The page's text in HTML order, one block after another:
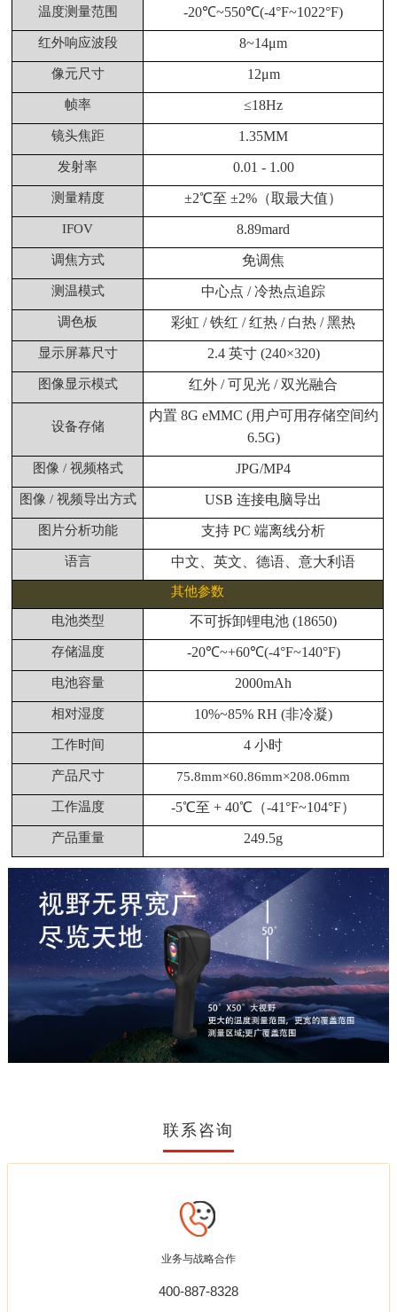
温度测量范围 -20℃~550℃(-4°F~1022°F)
红外响应波段 8~14μm
像元尺寸 12μm
帧率 ≤18Hz
镜头焦距 1.35MM
发射率 0.01 - 1.00
测量精度 ±2℃至 ±2%（取最大值）
IFOV 8.89mard
调焦方式 免调焦
测温模式 中心点 / 冷热点追踪
调色板 彩虹 / 铁红 / 红热 / 白热 / 黑热
显示屏幕尺寸 2.4 英寸 (240×320)
图像显示模式 红外 / 可见光 / 双光融合
设备存储
内置 8G eMMC (用户可用存储空间约
6.5G)
图像 / 视频格式 JPG/MP4
图像 / 视频导出方式 USB 连接电脑导出
图片分析功能 支持 PC 端离线分析
语言 中文、英文、德语、意大利语
其他参数
电池类型 不可拆卸锂电池 (18650)
存储温度 -20℃~+60℃(-4°F~140°F)
电池容量 2000mAh
相对湿度 10%~85% RH (非冷凝)
工作时间 4 小时
产品尺寸 75.8mm×60.86mm×208.06mm
工作温度 -5℃至 + 40℃（-41°F~104°F）
产品重量 249.5g
联系咨询
业务与战略合作
400-887-8328